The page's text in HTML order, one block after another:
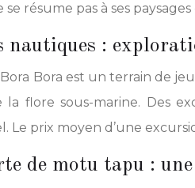
se résume pas à ses
:
Bora est un terrain de
flore sous-marine. Des
Le prix moyen d’une
de motu tapu :